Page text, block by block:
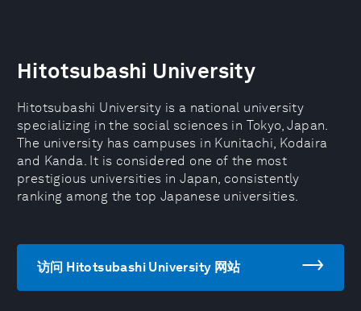
Hitotsubashi University
Hitotsubashi University is a national university
specializing in the social sciences in Tokyo, Japan.
The university has campuses in Kunitachi, Kodaira
and Kanda. It is considered one of the most
prestigious universities in Japan, consistently
ranking among the top Japanese universities.
访问 Hitotsubashi University 网站